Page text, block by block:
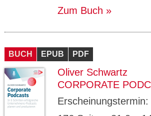
Zum Buch
BUCH EPUB PDF
Oliver Schwartz
CORPORATE
Erscheinungstermin: